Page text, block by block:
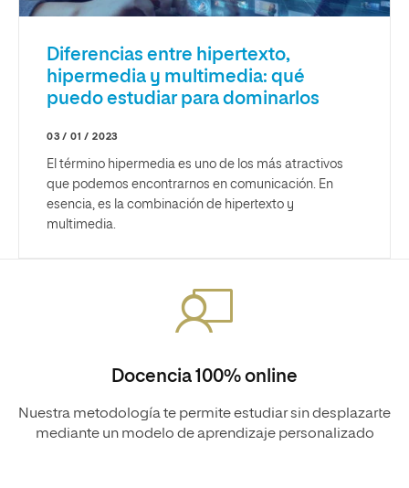
Diferencias entre hipertexto,
hipermedia y multimedia: qué
puedo estudiar para dominarlos
03 / 01 / 2023
El término hipermedia es uno de los más atractivos
que podemos encontrarnos en comunicación. En
esencia, es la combinación de hipertexto y
multimedia.
Docencia 100% online
Nuestra metodología te permite estudiar sin desplazarte
mediante un modelo de aprendizaje personalizado